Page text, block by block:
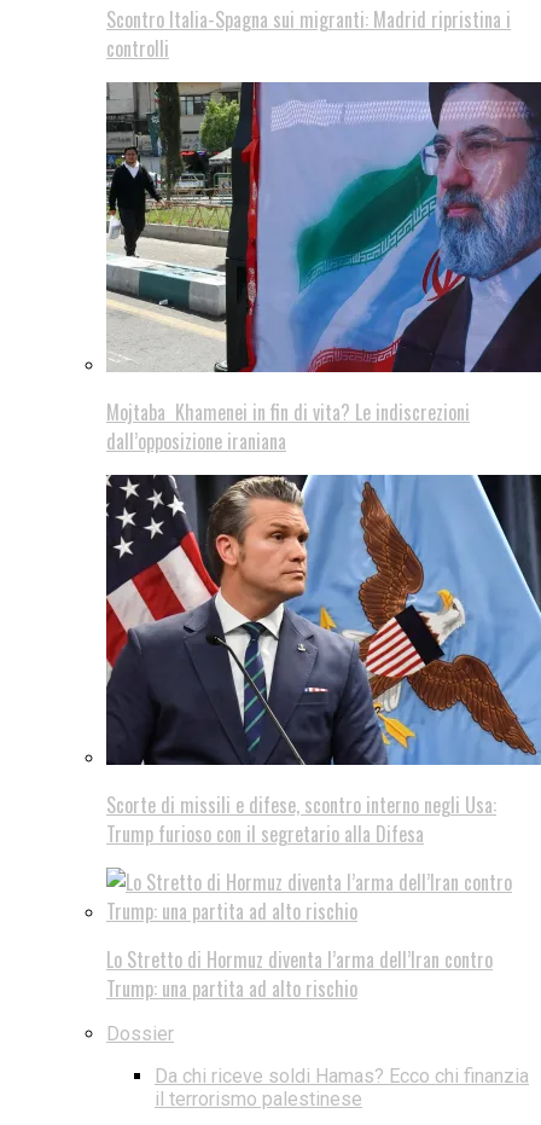
Scontro Italia-Spagna sui migranti: Madrid ripristina i
controlli
Mojtaba Khamenei in fin di vita? Le indiscrezioni
dall’opposizione iraniana
Scorte di missili e difese, scontro interno negli Usa:
Trump furioso con il segretario alla Difesa
Lo Stretto di Hormuz diventa l’arma dell’Iran contro
Trump: una partita ad alto rischio
Dossier
Da chi riceve soldi Hamas? Ecco chi finanzia
il terrorismo palestinese